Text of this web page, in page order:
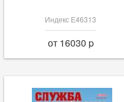
Индекс Е46313
от 16030 p